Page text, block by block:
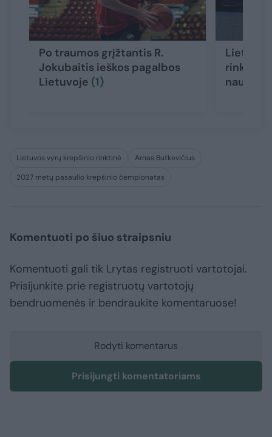
Po traumos grįžtantis R.
Jokubaitis ieškos pagalbos
Lietuvoje (1)
naujas
Lietuvos vyrų krepšinio rinktinė
Arnas Butkevičius
2027 metų pasaulio krepšinio čempionatas
Komentuoti po šiuo straipsniu
Komentuoti gali tik Lrytas registruoti vartotojai.
Prisijunkite prie registruotų vartotojų
bendruomenės ir bendraukite komentaruose!
Rodyti komentarus
Prisijungti komentatoriams